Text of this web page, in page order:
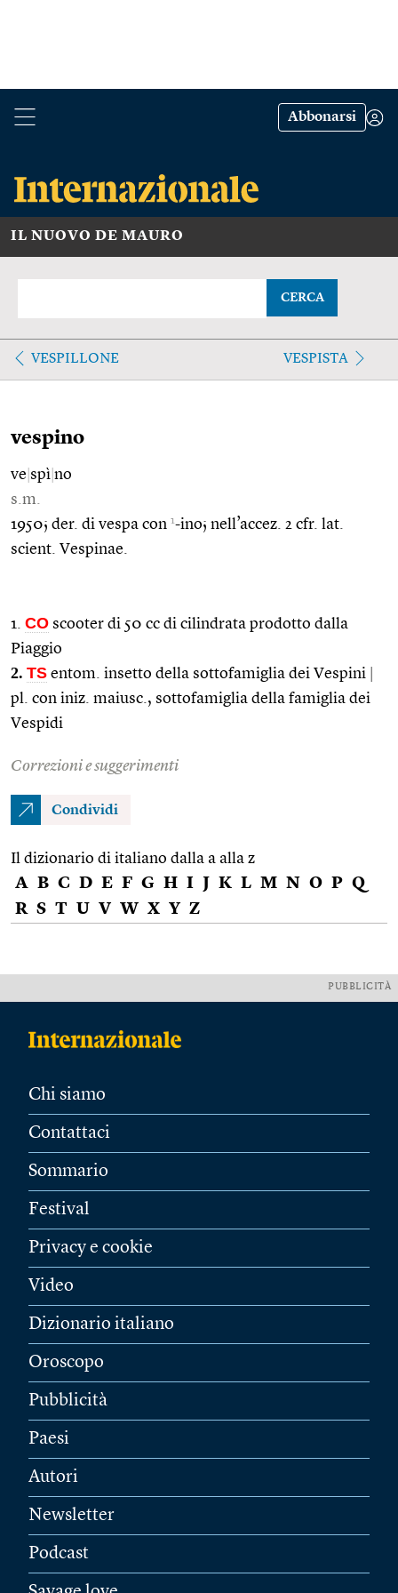
Abbonarsi
IL NUOVO DE MAURO
CERCA
VESPILLONE VESPISTA
vespino
ve spì no
s.m.
1950; der. di vespa con 1-ino; nell’accez. 2 cfr. lat.
scient. Vespinae.
1. CO scooter di 50 cc di cilindrata prodotto dalla
Piaggio
2. TS entom. insetto della sottofamiglia dei Vespini
pl. con iniz. maiusc., sottofamiglia della famiglia dei
Vespidi
Correzioni e suggerimenti
Condividi
Il dizionario di italiano dalla a alla z
A B C D E F G H I J K L M N O P Q
R S T U V W X Y Z
PUBBLICITÀ
Chi siamo
Contattaci
Sommario
Festival
Privacy e cookie
Video
Dizionario italiano
Oroscopo
Pubblicità
Paesi
Autori
Newsletter
Podcast